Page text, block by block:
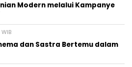
Modern melalui Kampanye
dan Sastra Bertemu dalam